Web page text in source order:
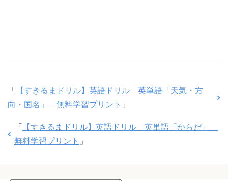
「
【すきるまドリル】英語ドリル 英単語「天気・方
向・国名」 無料学習プリント 」
「
【すきるまドリル】英語ドリル 英単語「からだ」
無料学習プリント 」